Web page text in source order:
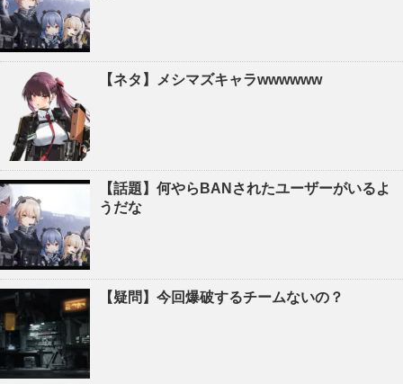
【ネタ】メシマズキャラwwwwww
【話題】何やらBANされたユーザーがいるよ
うだな
【疑問】今回爆破するチームないの？